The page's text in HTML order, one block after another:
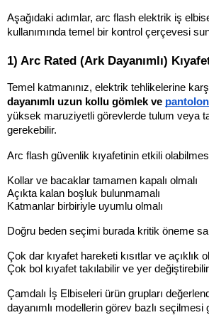
Aşağıdaki adımlar, arc flash elektrik iş
kullanımında temel bir kontrol çerçevesi
1) Arc Rated (Ark Dayanımlı)
Temel katmanınız, elektrik tehlikelerine
dayanımlı uzun kollu gömlek ve pantolon
yüksek maruziyetli görevlerde tulum veya
gerekebilir.
Arc flash güvenlik kıyafetinin etkili
Kollar ve bacaklar tamamen kapalı olmalı
Açıkta kalan boşluk bulunmamalı
Katmanlar birbiriyle uyumlu olmalı
Doğru beden seçimi burada kritik öneme
Çok dar kıyafet hareketi kısıtlar ve açıklık
Çok bol kıyafet takılabilir ve yer
Çamdalı İş Elbiseleri ürün grupları
dayanımlı modellerin görev bazlı seçilmesi